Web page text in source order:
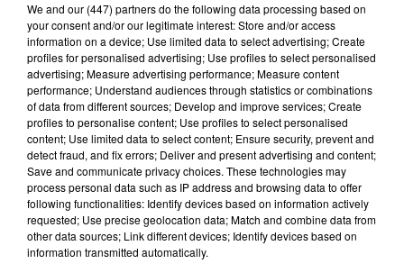
Lecture (1 min 14 sec)
100%
100% Radio l'agenda de l'Hérault
We and our (447) partnersdo the following data processing based on
your consent and/or our legitimate interest: Store and/or access
information on a device; Use limited data to select advertising; Create
profiles for personalised advertising; Use profiles to select personalised
advertising; Measure advertising performance; Measure content
performance; Understand audiences through statistics or combinations
of data from different sources; Develop and improve services; Create
profiles to personalise content; Use profiles to select personalised
content; Use limited data to select content; Ensure security, prevent and
detect fraud, and fix errors; Deliver and present advertising and content;
Save and communicate privacy choices. These technologies may
process personal data such as IP address and browsing data to offer
following functionalities: Identify devices based on information actively
requested; Use precise geolocation data; Match and combine data from
other data sources; Link different devices; Identify devices based on
information transmitted automatically.